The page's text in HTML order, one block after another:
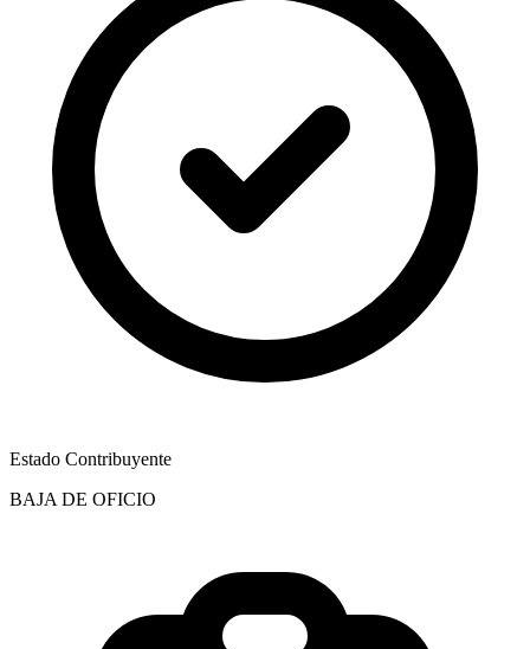
Estado Contribuyente
BAJA DE OFICIO